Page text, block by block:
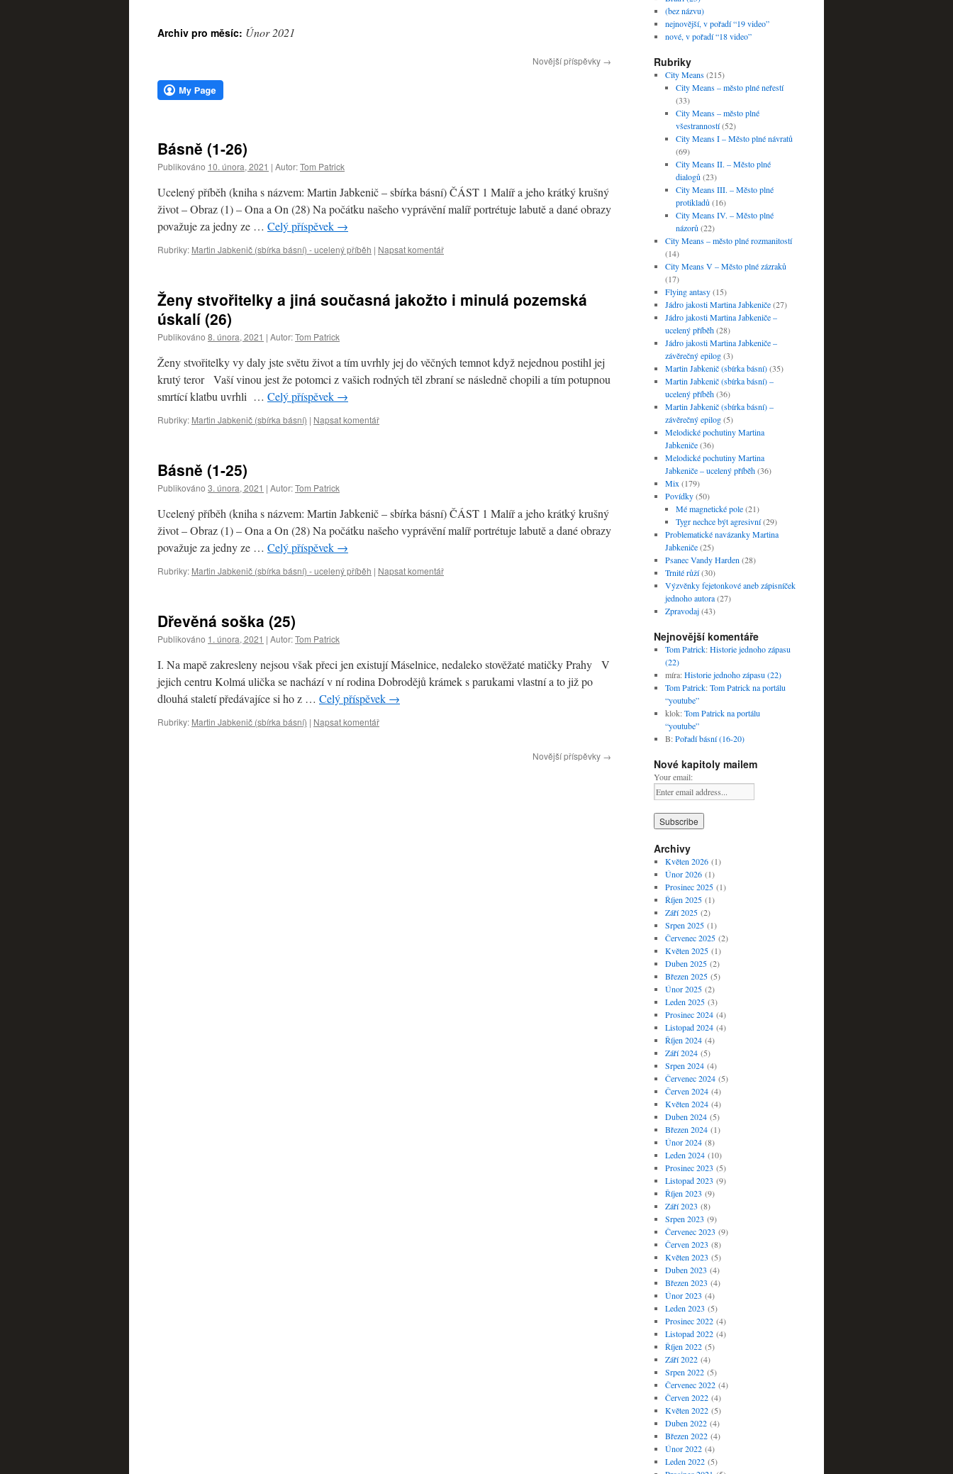
Archiv pro měsíc: Únor 2021
Novější příspěvky →
Básně (1-26)
Publikováno 10. února, 2021 | Autor:Tom Patrick
Ucelený příběh (kniha s názvem: Martin Jabkenič – sbírka básní) ČÁST 1 Malíř a jeho krátký krušný
život – Obraz (1) – Ona a On (28) Na počátku našeho vyprávění malíř portrétuje labutě a dané obrazy
považuje za jedny ze … Celý příspěvek →
Rubriky: Martin Jabkenič (sbírka básní) - ucelený příběh | Napsat komentář
Ženy stvořitelky a jiná současná jakožto i minulá pozemská
úskalí (26)
Publikováno 8. února, 2021 | Autor:Tom Patrick
Ženy stvořitelky vy daly jste světu život a tím uvrhly jej do věčných temnot když nejednou postihl jej
krutý teror Vaší vinou jest že potomci z vašich rodných těl zbraní se následně chopili a tím potupnou
smrtící klatbu uvrhli … Celý příspěvek →
Rubriky: Martin Jabkenič (sbírka básní) | Napsat komentář
Básně (1-25)
Publikováno 3. února, 2021 | Autor:Tom Patrick
Ucelený příběh (kniha s názvem: Martin Jabkenič – sbírka básní) ČÁST 1 Malíř a jeho krátký krušný
život – Obraz (1) – Ona a On (28) Na počátku našeho vyprávění malíř portrétuje labutě a dané obrazy
považuje za jedny ze … Celý příspěvek →
Rubriky: Martin Jabkenič (sbírka básní) - ucelený příběh | Napsat komentář
Dřevěná soška (25)
Publikováno 1. února, 2021 | Autor:Tom Patrick
I. Na mapě zakresleny nejsou však přeci jen existují Máselnice, nedaleko stověžaté matičky Prahy V
jejich centru Kolmá ulička se nachází v ní rodina Dobrodějů krámek s parukami vlastní a to již po
dlouhá staletí předávajíce si ho z … Celý příspěvek →
Rubriky: Martin Jabkenič (sbírka básní) | Napsat komentář
Novější příspěvky →
(bez názvu)
nejnovější, v pořadí “19 video”
nové, v pořadí “18 video”
Rubriky
City Means(215)
City Means – město plné neřestí
(33)
City Means – město plné
všestranností(52)
City Means I – Město plné návratů
(69)
City Means II. – Město plné
dialogů (23)
City Means III. – Město plné
protikladů (16)
City Means IV. – Město plné
názorů (22)
City Means – město plné rozmanitostí
(14)
City Means V – Město plné zázraků
(17)
Flying antasy(15)
Jádro jakosti Martina Jabkeniče(27)
Jádro jakosti Martina Jabkeniče –
ucelený příběh(28)
Jádro jakosti Martina Jabkeniče –
závěrečný epilog(3)
Martin Jabkenič (sbírka básní)(35)
Martin Jabkenič (sbírka básní) –
ucelený příběh(36)
Martin Jabkenič (sbírka básní) –
závěrečný epilog(5)
Melodické pochutiny Martina
Jabkeniče(36)
Melodické pochutiny Martina
Jabkeniče – ucelený příběh(36)
Mix (179)
Povídky(50)
Mé magnetické pole(21)
Tygr nechce být agresivní(29)
Problematické navázanky Martina
Jabkeniče(25)
Psanec Vandy Harden (28)
Trnité růží(30)
Výzvěnky fejetonkové aneb zápisníček
jednoho autora(27)
Zpravodaj(43)
Nejnovější komentáře
Tom Patrick:Historie jednoho zápasu
(22)
míra:Historie jednoho zápasu (22)
Tom Patrick:Tom Patrick na portálu
“youtube”
klok:Tom Patrick na portálu
“youtube”
B:Pořadí básní (16-20)
Nové kapitoly mailem
Your email:
Archivy
Květen 2026(1)
Únor 2026(1)
Prosinec 2025(1)
Říjen 2025(1)
Září 2025(2)
Srpen 2025(1)
Červenec 2025(2)
Květen 2025(1)
Duben 2025(2)
Březen 2025(5)
Únor 2025(2)
Leden 2025(3)
Prosinec 2024(4)
Listopad 2024(4)
Říjen 2024(4)
Září 2024(5)
Srpen 2024(4)
Červenec 2024(5)
Červen 2024(4)
Květen 2024(4)
Duben 2024(5)
Březen 2024(1)
Únor 2024(8)
Leden 2024(10)
Prosinec 2023 (5)
Listopad 2023 (9)
Říjen 2023 (9)
Září 2023 (8)
Srpen 2023 (9)
Červenec 2023 (9)
Červen 2023 (8)
Květen 2023 (5)
Duben 2023 (4)
Březen 2023 (4)
Únor 2023 (4)
Leden 2023 (5)
Prosinec 2022(4)
Listopad 2022(4)
Říjen 2022(5)
Září 2022(4)
Srpen 2022(5)
Červenec 2022(4)
Červen 2022(4)
Květen 2022(5)
Duben 2022(4)
Březen 2022(4)
Únor 2022(4)
Leden 2022(5)